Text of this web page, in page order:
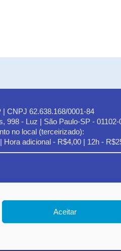
Aceitar
| CNPJ 62.638.168/0001-84
998 - Luz | São Paulo-SP -
no local (terceirizado):
Hora adicional - R$4,00 | 12h -
LGPD e, em especial, ao Princípio da
prevista no inciso IX do Art. 7º